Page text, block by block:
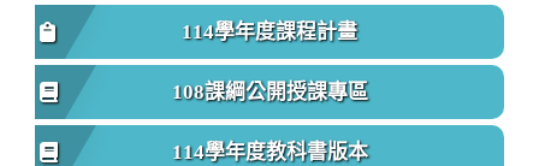
114學年度課程計畫
108課綱公開授課專區
114學年度教科書版本